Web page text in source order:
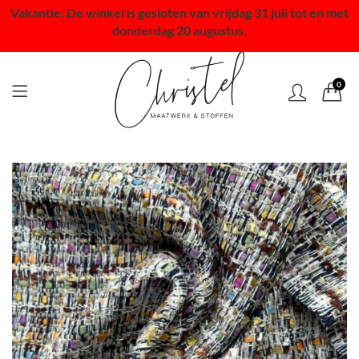
Vakantie: De winkel is gesloten van vrijdag 31 juli tot en met
donderdag 20 augustus.
0